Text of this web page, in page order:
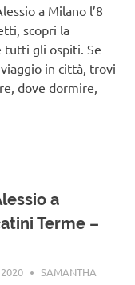
a Milano l’8
scopri la
tutti gli ospiti. Se
in città, trovi
dove dormire,
a
Terme –
SAMANTHA